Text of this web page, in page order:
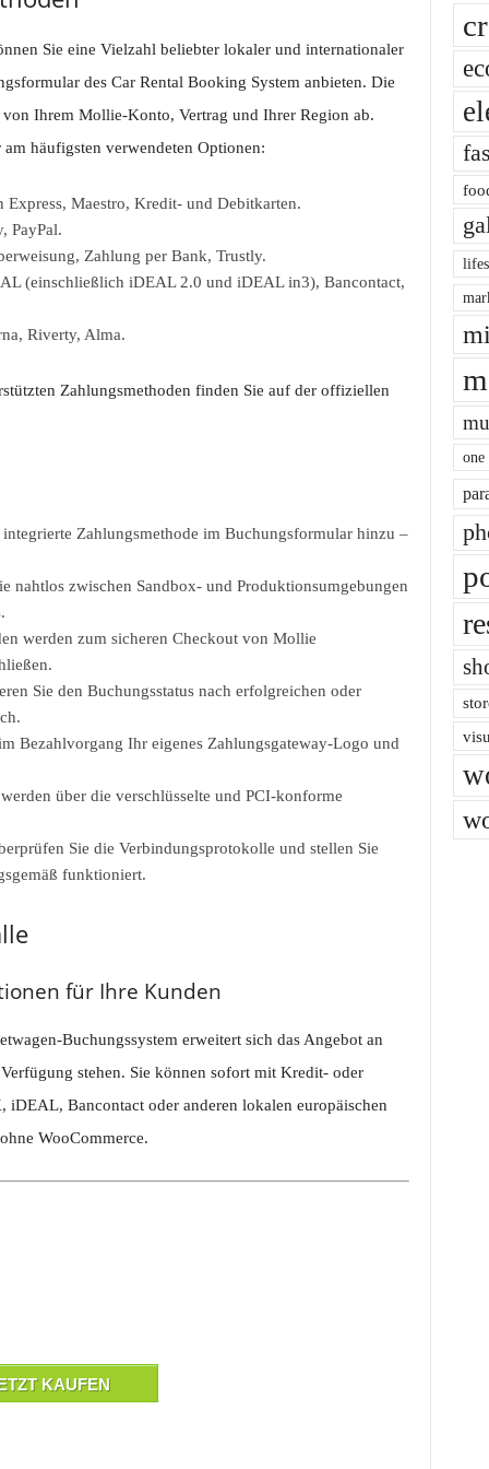
Sie eine Vielzahl beliebter lokaler und internationaler
des Car Rental Booking System anbieten. Die
Ihrem Mollie-Konto, Vertrag und Ihrer Region ab.
häufigsten verwendeten Optionen:
Maestro, Kredit- und Debitkarten.
PayPal.
Zahlung per Bank, Trustly.
(einschließlich iDEAL 2.0 und iDEAL in3), Bancontact,
Riverty, Alma.
Zahlungsmethoden finden Sie auf der offiziellen
Zahlungsmethode im Buchungsformular hinzu –
nahtlos zwischen Sandbox- und Produktionsumgebungen
werden zum sicheren Checkout von Mollie
Sie den Buchungsstatus nach erfolgreichen oder
Bezahlvorgang Ihr eigenes Zahlungsgateway-Logo und
über die verschlüsselte und PCI-konforme
Sie die Verbindungsprotokolle und stellen Sie
funktioniert.
für Ihre Kunden
Buchungssystem erweitert sich das Angebot an
stehen. Sie können sofort mit Kredit- oder
Bancontact oder anderen lokalen europäischen
WooCommerce.
KAUFEN
one